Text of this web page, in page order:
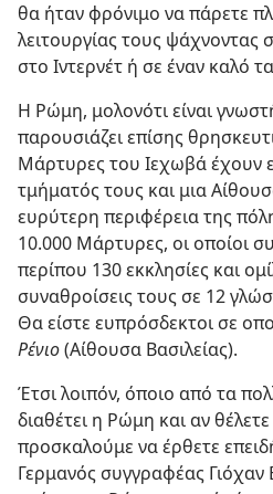
θα ήταν φρόνιμο να πάρετε
λειτουργίας τους ψάχνοντας
στο Ιντερνέτ ή σε έναν καλό
Η Ρώμη, μολονότι είναι
παρουσιάζει επίσης
Μάρτυρες του Ιεχωβά έχουν
τμήματός τους και μια
ευρύτερη περιφέρεια της
10.000 Μάρτυρες, οι οποίοι
περίπου 130 εκκλησίες και
συναθροίσεις τους σε 12
Θα είστε ευπρόσδεκτοι σε
Ρένιο(Αίθουσα Βασιλείας).
Έτσι λοιπόν, όποιο από τα
διαθέτει η Ρώμη και αν
προσκαλούμε να έρθετε
Γερμανός συγγραφέας Γιόχαν